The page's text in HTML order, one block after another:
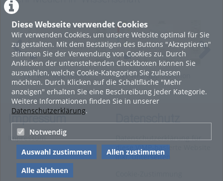
Diese Webseite verwendet Cookies
Wir verwenden Cookies, um unsere Website optimal für Sie
zu gestalten. Mit dem Bestätigen des Buttons "Akzeptieren"
stimmen Sie der Verwendung von Cookies zu. Durch
Anklicken der untenstehenden Checkboxen können Sie
auswählen, welche Cookie-Kategorien Sie zulassen
möchten. Durch Klicken auf die Schaltfläche "Mehr
anzeigen" erhalten Sie eine Beschreibung jeder Kategorie.
Weitere Informationen finden Sie in unserer
Datenschutzerklärung.
Notwendig
Auswahl zustimmen
Allen zustimmen
Alle ablehnen
TVT web app Hunter
Nash
TVT web app Ponchon
Savarit
Impressum
Impressum
Datenschutzerklärung für
diese ViMP-basierte Website
inkl. Unterseiten